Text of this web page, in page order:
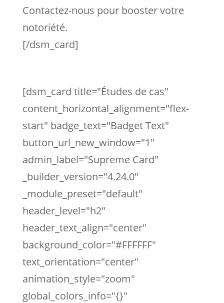
Contactez-nous pour booster votre
notoriété.
[/dsm_card]
[dsm_card title="Études de cas"
content_horizontal_alignment="flex-
start" badge_text="Badget Text"
button_url_new_window="1"
admin_label="Supreme Card"
_builder_version="4.24.0"
_module_preset="default"
header_level="h2"
header_text_align="center"
background_color="#FFFFFF"
text_orientation="center"
animation_style="zoom"
global_colors_info="{}"